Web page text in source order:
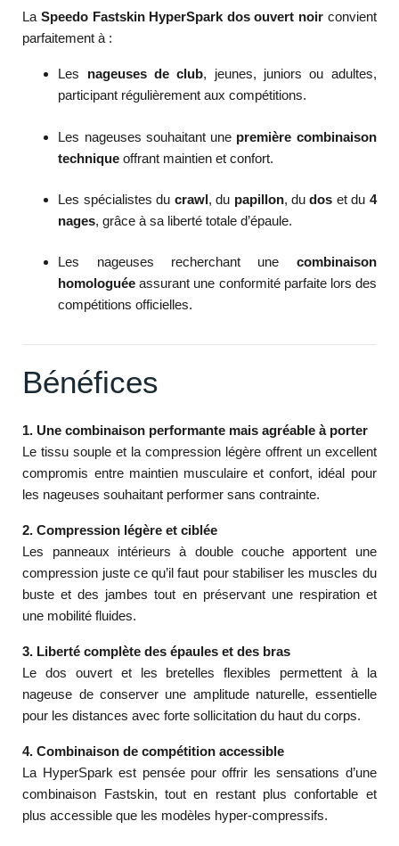
LaSpeedo Fastskin HyperSpark dos ouvert noirconvient
parfaitement à :
Les nageuses de club, jeunes, juniors ou adultes,
participant régulièrement aux compétitions.
Les nageuses souhaitant une première combinaison
technique offrant maintien et confort.
Les spécialistes du crawl, du papillon, dudos et du 4
nages, grâce à sa liberté totale d’épaule.
Les nageuses recherchant une combinaison
homologuée assurant une conformité parfaite lors des
compétitions officielles.
Bénéfices
1. Une combinaison performante mais agréable à porter
Le tissu souple et la compression légère offrent un excellent
compromis entre maintien musculaire et confort, idéal pour
les nageuses souhaitant performer sans contrainte.
2. Compression légère et ciblée
Les panneaux intérieurs à double couche apportent une
compression juste ce qu’il faut pour stabiliser les muscles du
buste et des jambes tout en préservant une respiration et
une mobilité fluides.
3. Liberté complète des épaules et des bras
Le dos ouvert et les bretelles flexibles permettent à la
nageuse de conserver une amplitude naturelle, essentielle
pour les distances avec forte sollicitation du haut du corps.
4. Combinaison de compétition accessible
La HyperSpark est pensée pour offrir les sensations d’une
combinaison Fastskin, tout en restant plus confortable et
plus accessible que les modèles hyper-compressifs.